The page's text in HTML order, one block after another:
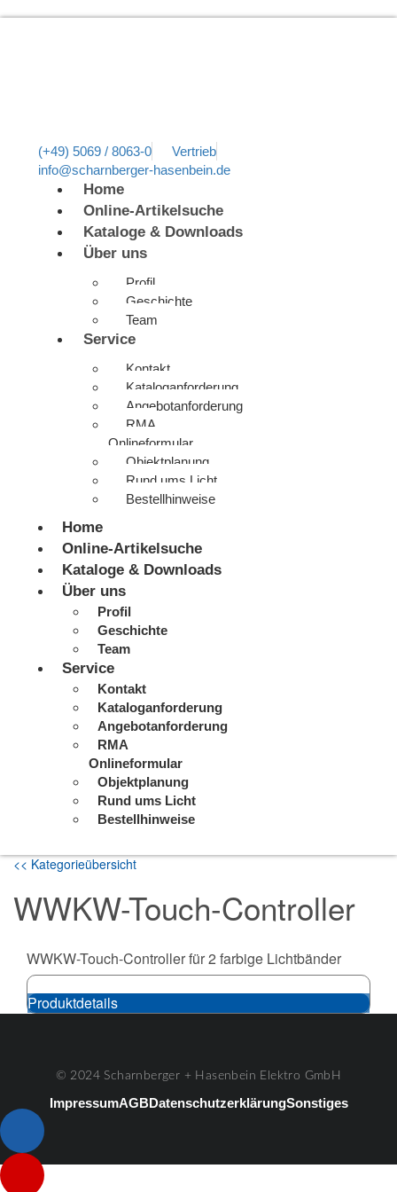
(+49) 5069 / 8063-0
Vertrieb
info@scharnberger-hasenbein.de
Home
Online-Artikelsuche
Kataloge & Downloads
Über uns
Profil
Geschichte
Team
Service
Kontakt
Kataloganforderung
Angebotanforderung
RMA
Onlineformular
Objektplanung
Rund ums Licht
Bestellhinweise
Home
Online-Artikelsuche
Kataloge & Downloads
Über uns
Profil
Geschichte
Team
Service
Kontakt
Kataloganforderung
Angebotanforderung
RMA
Onlineformular
Objektplanung
Rund ums Licht
Bestellhinweise
<< Kategorieübersicht
WWKW-Touch-Controller
WWKW-Touch-Controller für 2 farbige Lichtbänder
Produktdetails
© 2024 Scharnberger + Hasenbein Elektro GmbH
ImpressumAGBDatenschutzerklärungSonstiges
Listenelement #1